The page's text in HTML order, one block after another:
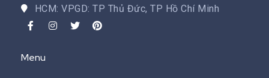
HCM: VPGD: TP Thủ Đức, TP Hồ Chí Minh
Menu